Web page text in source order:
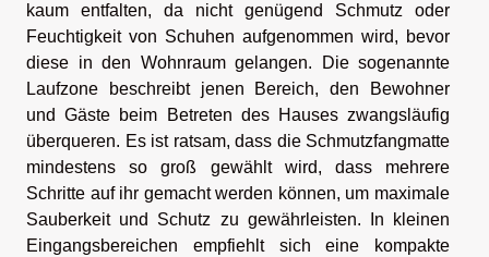
kaum entfalten, da nicht genügend Schmutz oder
Feuchtigkeit von Schuhen aufgenommen wird, bevor
diese in den Wohnraum gelangen. Die sogenannte
Laufzone beschreibt jenen Bereich, den Bewohner
und Gäste beim Betreten des Hauses zwangsläufig
überqueren. Es ist ratsam, dass die Schmutzfangmatte
mindestens so groß gewählt wird, dass mehrere
Schritte auf ihr gemacht werden können, um maximale
Sauberkeit und Schutz zu gewährleisten. In kleinen
Eingangsbereichen empfiehlt sich eine kompakte